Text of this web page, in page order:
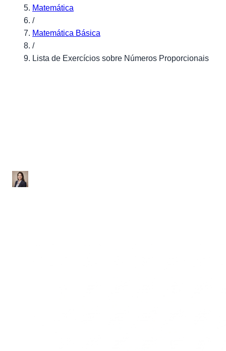
Matemática
/
Matemática Básica
/
Lista de Exercícios sobre Números Proporcionais